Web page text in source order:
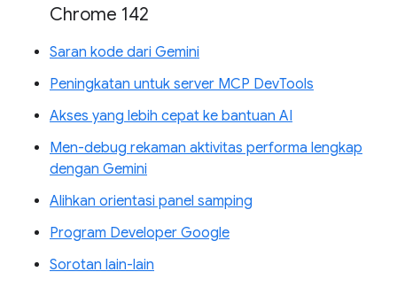
Chrome 142
Saran kode dari Gemini
Peningkatan untuk server MCP DevTools
Akses yang lebih cepat ke bantuan AI
Men-debug rekaman aktivitas performa lengkap
dengan Gemini
Alihkan orientasi panel samping
Program Developer Google
Sorotan lain-lain